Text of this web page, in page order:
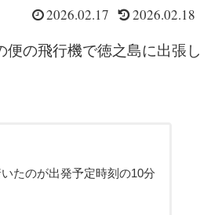
2026.02.17 2026.02.18
の飛行機で徳之島に出張し
たのが出発予定時刻の10分